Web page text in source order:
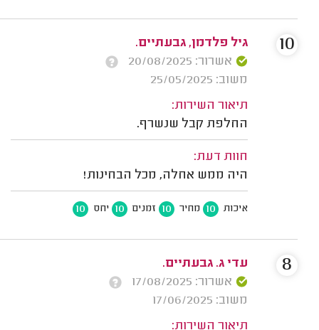
גיל פלדמן, גבעתיים.
אשרור: 20/08/2025
משוב: 25/05/2025
תיאור השירות:
החלפת קבל שנשרף.
חוות דעת:
היה ממש אחלה, מכל הבחינות!
איכות 10 מחיר 10 זמנים 10 יחס 10
10
עדי ג. גבעתיים.
אשרור: 17/08/2025
משוב: 17/06/2025
תיאור השירות:
8